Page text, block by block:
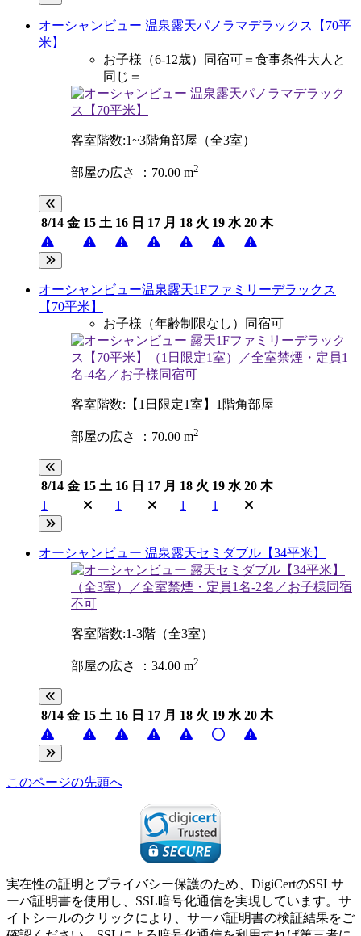
オーシャンビュー 温泉露天パノラマデラックス【70平
米】
お子様（6-12歳）同宿可＝食事条件大人と
同じ＝
客室階数:1~3階角部屋（全3室）
部屋の広さ ：70.00 m2
8/14 金 15 土 16 日 17 月 18 火 19 水 20 木
オーシャンビュー温泉露天1Fファミリーデラックス
【70平米】
お子様（年齢制限なし）同宿可
客室階数:【1日限定1室】1階角部屋
部屋の広さ ：70.00 m2
8/14 金 15 土 16 日 17 月 18 火 19 水 20 木
1
1 1 1
オーシャンビュー 温泉露天セミダブル【34平米】
客室階数:1-3階（全3室）
部屋の広さ ：34.00 m2
8/14 金 15 土 16 日 17 月 18 火 19 水 20 木
このページの先頭へ
実在性の証明とプライバシー保護のため、DigiCertのSSLサ
ーバ証明書を使用し、SSL暗号化通信を実現しています。サ
イトシールのクリックにより、サーバ証明書の検証結果をご